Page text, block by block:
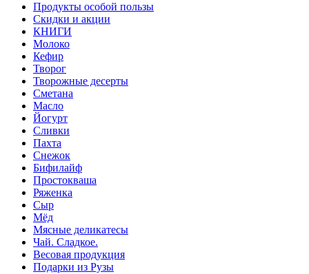
Продукты особой пользы
Скидки и акции
КНИГИ
Молоко
Кефир
Творог
Творожные десерты
Сметана
Масло
Йогурт
Сливки
Пахта
Снежок
Бифилайф
Простокваша
Ряженка
Сыр
Мёд
Мясные деликатесы
Чай. Сладкое.
Весовая продукция
Подарки из Рузы